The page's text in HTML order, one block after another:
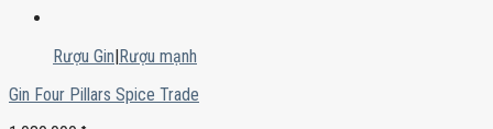
Rượu Gin|Rượu mạnh
Gin Four Pillars Spice Trade